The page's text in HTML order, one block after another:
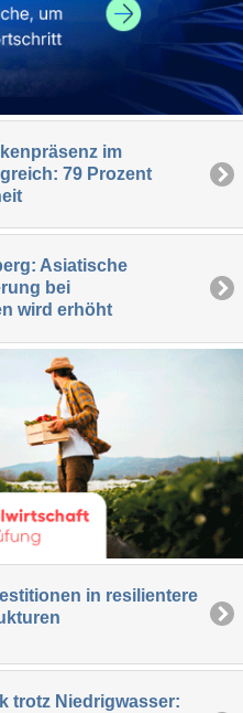
im
79 Prozent
Asiatische
bei
wird erhöht
in resilientere
trotz Niedrigwasser: